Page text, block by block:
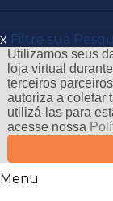
x Filtre sua
Utilizamos seus
loja virtual
terceiros
autoriza a coletar
utilizá-las para
acesse nossa
Menu